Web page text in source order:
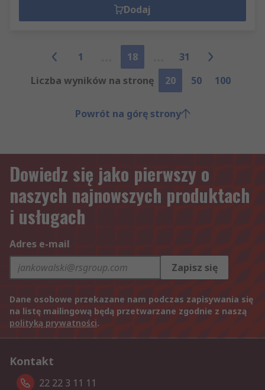
Dodaj
1 18
31
Liczba wyników na stronę
20 50 100
Powrót na górę strony
Dowiedz się jako pierwszy o
naszych najnowszych produktach
i usługach
Adres e-mail
Zapisz się
Dane osobowe przekazane nam podczas zapisywania się
na listę mailingową będą przetwarzane zgodnie z naszą
polityką prywatności.
Kontakt
22 22 3 11 11